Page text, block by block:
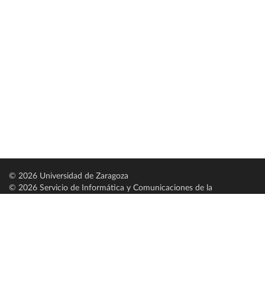
© 2026 Universidad de Zaragoza
© 2026 Servicio de Informática y Comunicaciones de la